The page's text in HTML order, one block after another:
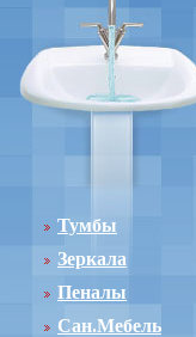
Тумбы
Зеркала
Пеналы
Сан.Мебель